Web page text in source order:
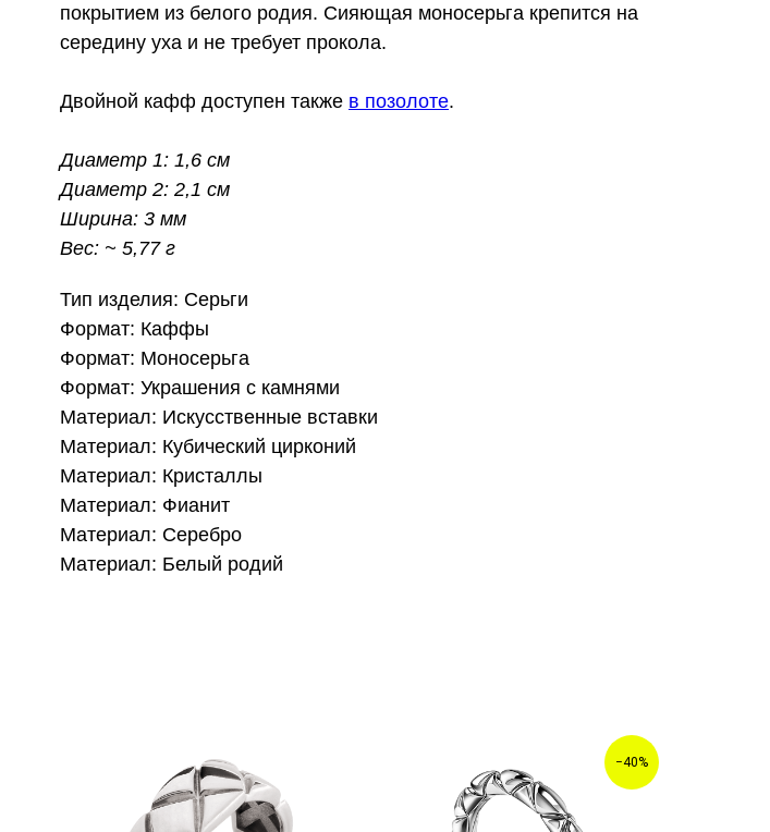
покрытием из белого родия. Сияющая моносерьга крепится на
середину уха и не требует прокола.
Двойной кафф доступен также в позолоте.
Диаметр 1: 1,6 см
Диаметр 2: 2,1 см
Ширина: 3 мм
Вес: ~ 5,77 г
Тип изделия: Серьги
Формат: Каффы
Формат: Моносерьга
Формат: Украшения с камнями
Материал: Искусственные вставки
Материал: Кубический цирконий
Материал: Кристаллы
Материал: Фианит
Материал: Серебро
Материал: Белый родий
−40%